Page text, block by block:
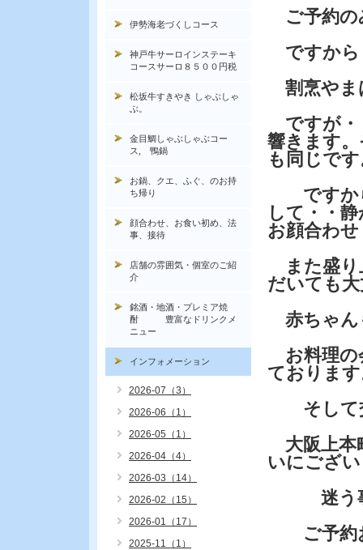
ご予約の
ですから
割烹やま
ですが・
響きます
も同じで
ですか
して・・
お顔合わせ
また盛り
だいても
赤ちゃん
お料理の
ておりま
そして交
大阪上本
いにござ
迷う事
ご予約
伊勢海老づくしコース
神戸牛サーロインステーキ
コースサーロ８５００円税
松坂牛すきやき しゃぶしゃ
ぶ。
金目鯛しゃぶしゃぶコー
ス, 鴨鍋
お鍋、クエ、ふぐ、のお持
ち帰り
顔合わせ、お食い初め、法
事、接待
店舗の雰囲気・個室のご紹
介
銘酒・地酒・プレミア焼
酎 豊富なドリンクメ
ニュー
インフォメーション
2026-07（3）
2026-06（1）
2026-05（1）
2026-04（4）
2026-03（14）
2026-02（15）
2026-01（17）
2025-11（1）